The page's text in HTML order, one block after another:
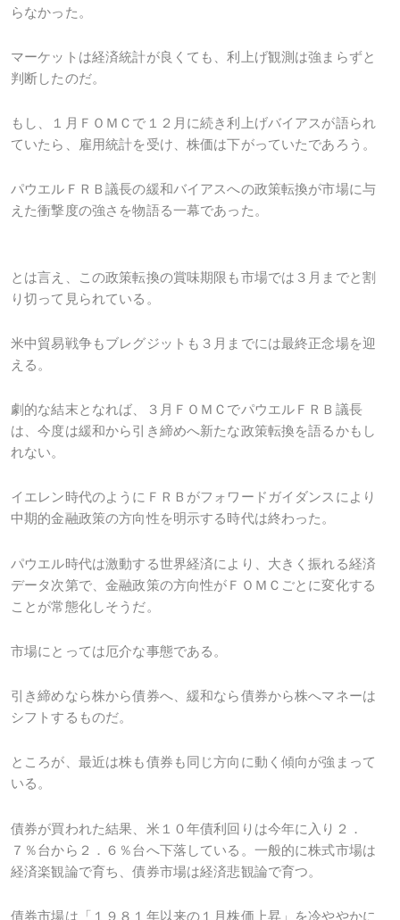
らなかった。
マーケットは経済統計が良くても、利上げ観測は強まらずと
判断したのだ。
もし、１月ＦＯＭＣで１２月に続き利上げバイアスが語られ
ていたら、雇用統計を受け、株価は下がっていたであろう。
パウエルＦＲＢ議長の緩和バイアスへの政策転換が市場に与
えた衝撃度の強さを物語る一幕であった。
とは言え、この政策転換の賞味期限も市場では３月までと割
り切って見られている。
米中貿易戦争もブレグジットも３月までには最終正念場を迎
える。
劇的な結末となれば、３月ＦＯＭＣでパウエルＦＲＢ議長
は、今度は緩和から引き締めへ新たな政策転換を語るかもし
れない。
イエレン時代のようにＦＲＢがフォワードガイダンスにより
中期的金融政策の方向性を明示する時代は終わった。
パウエル時代は激動する世界経済により、大きく振れる経済
データ次第で、金融政策の方向性がＦＯＭＣごとに変化する
ことが常態化しそうだ。
市場にとっては厄介な事態である。
引き締めなら株から債券へ、緩和なら債券から株へマネーは
シフトするものだ。
ところが、最近は株も債券も同じ方向に動く傾向が強まって
いる。
債券が買われた結果、米１０年債利回りは今年に入り２．
７％台から２．６％台へ下落している。一般的に株式市場は
経済楽観論で育ち、債券市場は経済悲観論で育つ。
債券市場は「１９８１年以来の１月株価上昇」を冷ややかに